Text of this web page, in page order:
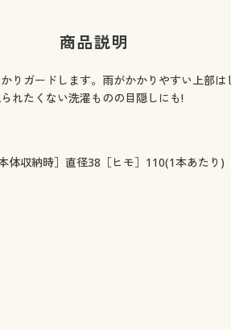
商品説明
りガードします。雨がかかりやすい上部
れたくない洗濯ものの目隠しにも!
収納時］直径38［ヒモ］110(1本あたり)